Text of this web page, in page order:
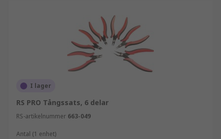
I lager
RS PRO Tångssats, 6 delar
RS-artikelnummer 663-049
Antal (1 enhet)